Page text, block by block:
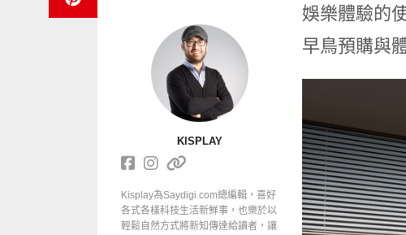
娛樂體驗的
早鳥預購與
KISPLAY
Kisplay為Saydigi.com總編輯，喜好
各式各樣科技生活新鮮事，也樂於以
輕鬆自然方式將新知傳達給讀者，讓